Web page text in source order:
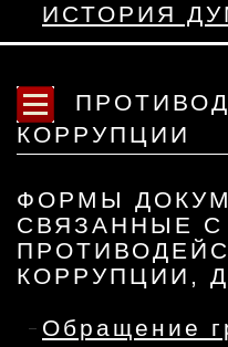
ИСТОРИЯ
КОРРУПЦИИ
ФОРМЫ
СВЯЗАННЫЕ С
КОРРУПЦИИ,
Обращение